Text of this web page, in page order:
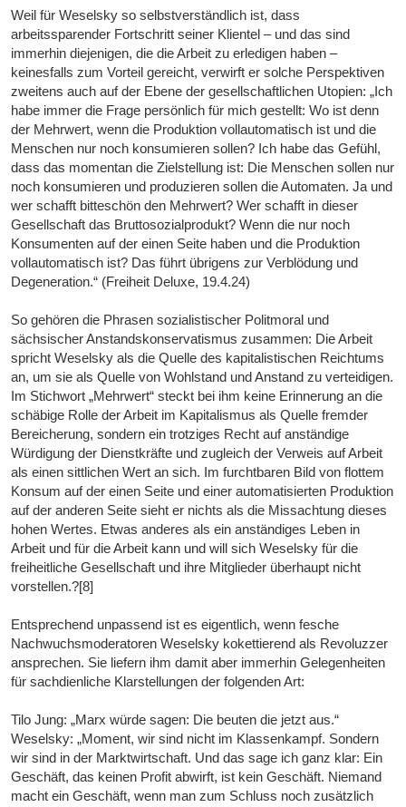
Weil für Weselsky so selbstverständlich ist, dass
arbeitssparender Fortschritt seiner Klientel – und das sind
immerhin diejenigen, die die Arbeit zu erledigen haben –
keinesfalls zum Vorteil gereicht, verwirft er solche Perspektiven
zweitens auch auf der Ebene der gesellschaftlichen Utopien: „Ich
habe immer die Frage persönlich für mich gestellt: Wo ist denn
der Mehrwert, wenn die Produktion vollautomatisch ist und die
Menschen nur noch konsumieren sollen? Ich habe das Gefühl,
dass das momentan die Zielstellung ist: Die Menschen sollen nur
noch konsumieren und produzieren sollen die Automaten. Ja und
wer schafft bitteschön den Mehrwert? Wer schafft in dieser
Gesellschaft das Bruttosozialprodukt? Wenn die nur noch
Konsumenten auf der einen Seite haben und die Produktion
vollautomatisch ist? Das führt übrigens zur Verblödung und
Degeneration.“ (Freiheit Deluxe, 19.4.24)
So gehören die Phrasen sozialistischer Politmoral und
sächsischer Anstandskonservatismus zusammen: Die Arbeit
spricht Weselsky als die Quelle des kapitalistischen Reichtums
an, um sie als Quelle von Wohlstand und Anstand zu verteidigen.
Im Stichwort „Mehrwert“ steckt bei ihm keine Erinnerung an die
schäbige Rolle der Arbeit im Kapitalismus als Quelle fremder
Bereicherung, sondern ein trotziges Recht auf anständige
Würdigung der Dienstkräfte und zugleich der Verweis auf Arbeit
als einen sittlichen Wert an sich. Im furchtbaren Bild von flottem
Konsum auf der einen Seite und einer automatisierten Produktion
auf der anderen Seite sieht er nichts als die Missachtung dieses
hohen Wertes. Etwas anderes als ein anständiges Leben in
Arbeit und für die Arbeit kann und will sich Weselsky für die
freiheitliche Gesellschaft und ihre Mitglieder überhaupt nicht
vorstellen.?[8]
Entsprechend unpassend ist es eigentlich, wenn fesche
Nachwuchsmoderatoren Weselsky kokettierend als Revoluzzer
ansprechen. Sie liefern ihm damit aber immerhin Gelegenheiten
für sachdienliche Klarstellungen der folgenden Art:
Tilo Jung: „Marx würde sagen: Die beuten die jetzt aus.“
Weselsky: „Moment, wir sind nicht im Klassenkampf. Sondern
wir sind in der Marktwirtschaft. Und das sage ich ganz klar: Ein
Geschäft, das keinen Profit abwirft, ist kein Geschäft. Niemand
macht ein Geschäft, wenn man zum Schluss noch zusätzlich